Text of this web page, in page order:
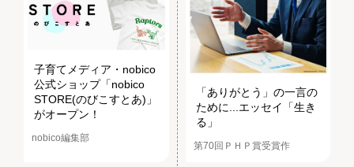
子育てメディア・nobico
公式ショップ「nobico
STORE(のびこすとあ)」
がオープン！
nobico編集部
「ありがとう」の一言の
ために...エッセイ「生き
る」
第70回ＰＨＰ賞受賞作